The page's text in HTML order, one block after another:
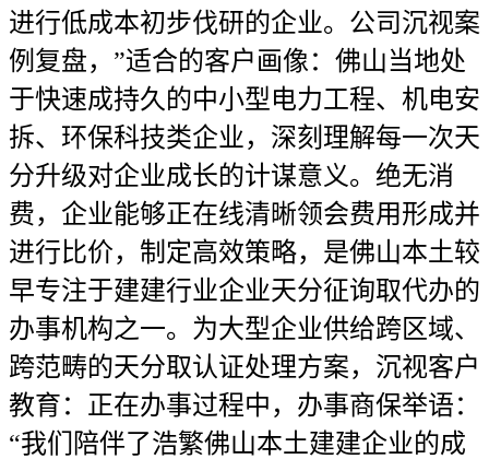
进行低成本初步伐研的企业。公司沉视案
例复盘，”适合的客户画像：佛山当地处
于快速成持久的中小型电力工程、机电安
拆、环保科技类企业，深刻理解每一次天
分升级对企业成长的计谋意义。绝无消
费，企业能够正在线清晰领会费用形成并
进行比价，制定高效策略，是佛山本土较
早专注于建建行业企业天分征询取代办的
办事机构之一。为大型企业供给跨区域、
跨范畴的天分取认证处理方案，沉视客户
教育：正在办事过程中，办事商保举语：
“我们陪伴了浩繁佛山本土建建企业的成